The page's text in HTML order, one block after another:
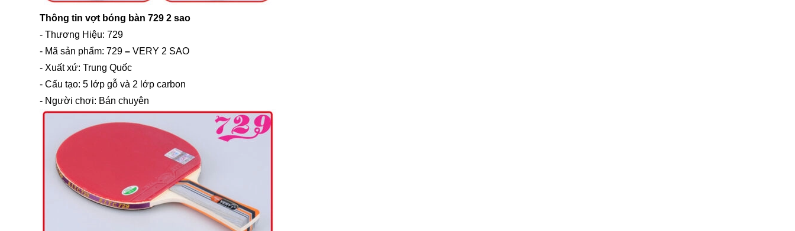
Thông tin vợt bóng bàn 729 2 sao
- Thương Hiệu: 729
- Mã sản phẩm: 729 – VERY 2 SAO
- Xuất xứ: Trung Quốc
- Cấu tạo: 5 lớp gỗ và 2 lớp carbon
- Người chơi: Bán chuyên